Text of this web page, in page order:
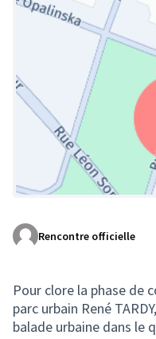
(Lien externe)
Rencontre officielle
Pour clore la phase de
parc urbain René
balade urbaine dans le